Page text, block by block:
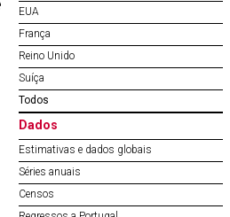
EUA
França
Reino Unido
Suíça
Todos
Dados
Estimativas e dados globais
Séries anuais
Censos